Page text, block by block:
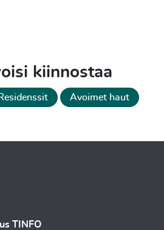
kiinnostaa
Residenssit Avoimet haut
TINFO